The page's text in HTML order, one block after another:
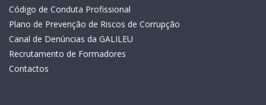
Código de Conduta Profissional
Plano de Prevenção de Riscos de Corrupção
Canal de Denúncias da GALILEU
Recrutamento de Formadores
Contactos